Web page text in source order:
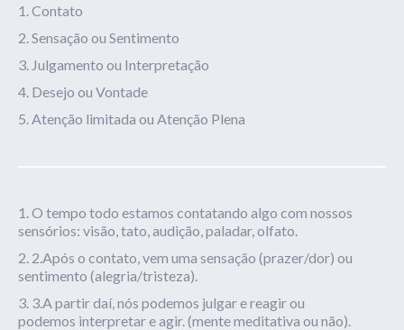
Contato
Sensação ou Sentimento
Julgamento ou Interpretação
Desejo ou Vontade
Atenção limitada ou Atenção Plena
O tempo todo estamos contatando algo com nossos
sensórios: visão, tato, audição, paladar, olfato.
2.Após o contato, vem uma sensação (prazer/dor) ou
sentimento (alegria/tristeza).
3.A partir daí, nós podemos julgare reagir ou
podemos interpretare agir. (mente meditativa ou não).